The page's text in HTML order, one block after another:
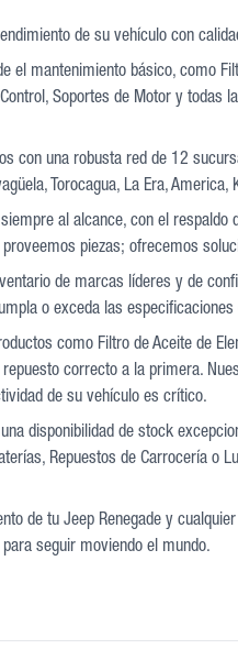
de su vehículo con
el mantenimiento básico, como
Soportes de Motor y todas
con una robusta red de 12
Torocagua, La Era,
al alcance, con el
piezas; ofrecemos
de marcas líderes y de
o exceda las especificaciones
como Filtro de Aceite de
correcto a la primera.
de su vehículo es crítico.
disponibilidad de stock
Repuestos de Carrocería o
de tu Jeep Renegade y
seguir moviendo el mundo.